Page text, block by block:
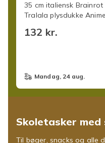
35 cm italiensk
Tralala plysdukke
132 kr.
mandag, 24 aug.
Skoletasker med
Til bøger, snacks og alle